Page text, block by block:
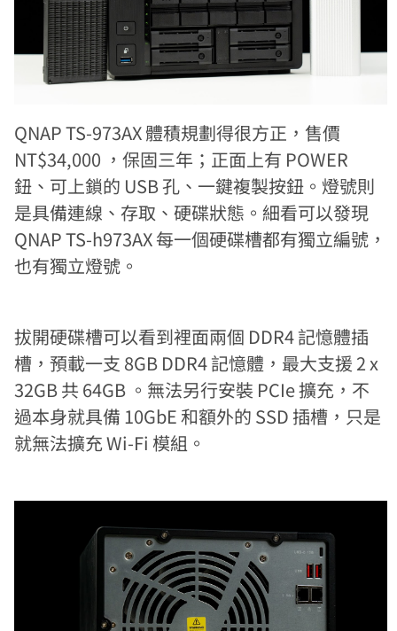
QNAP TS-973AX 體積規劃得很方正，售價
NT$34,000 ，保固三年；正面上有 POWER
鈕、可上鎖的 USB 孔、一鍵複製按鈕。燈號則
是具備連線、存取、硬碟狀態。細看可以發現
QNAP TS-h973AX 每一個硬碟槽都有獨立編號，
也有獨立燈號。
拔開硬碟槽可以看到裡面兩個 DDR4 記憶體插
槽，預載一支 8GB DDR4 記憶體，最大支援 2 x
32GB 共 64GB 。無法另行安裝 PCIe 擴充，不
過本身就具備 10GbE 和額外的 SSD 插槽，只是
就無法擴充 Wi-Fi 模組。